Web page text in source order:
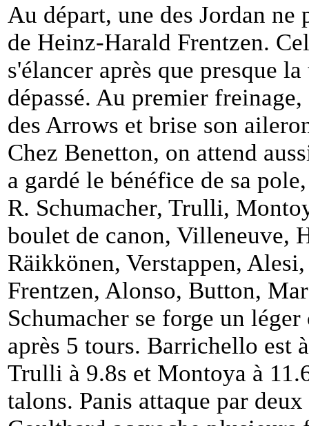
Au départ, une des Jordan
de Heinz-Harald Frentzen.
s'élancer après que presque
dépassé. Au premier
des Arrows et brise son
Chez Benetton, on attend
a gardé le bénéfice de sa
R. Schumacher, Trulli,
boulet de canon, Villeneuve,
Räikkönen, Verstappen,
Frentzen, Alonso, Button,
Schumacher se forge un
après 5 tours. Barrichello est
Trulli à 9.8s et Montoya à
talons. Panis attaque par